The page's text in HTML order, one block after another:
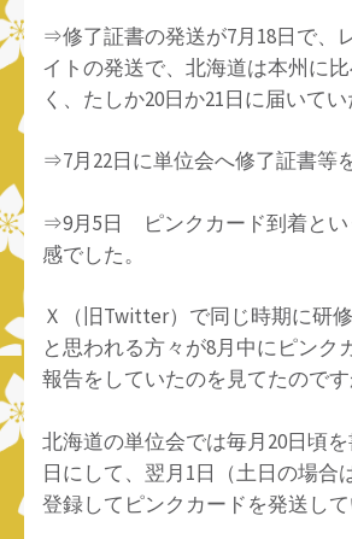
⇒修了証書の発送が7月18日で、
イトの発送で、北海道は本州に
く、たしか20日か21日に届いて
⇒7月22日に単位会へ修了証書等
⇒9月5日 ピンクカード到着とい
感でした。
Ｘ（旧Twitter）で同じ時期に研
と思われる方々が8月中にピンク
報告をしていたのを見てたのです
北海道の単位会では毎月20日頃
日にして、翌月1日（土日の場合
登録してピンクカードを発送して